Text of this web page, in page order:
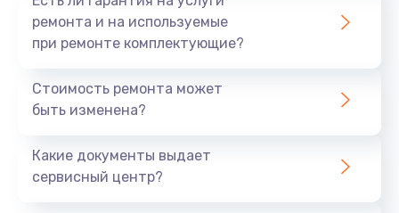
ремонта и на используемые
при ремонте комплектующие?
Стоимость ремонта может
быть изменена?
Какие документы выдает
сервисный центр?